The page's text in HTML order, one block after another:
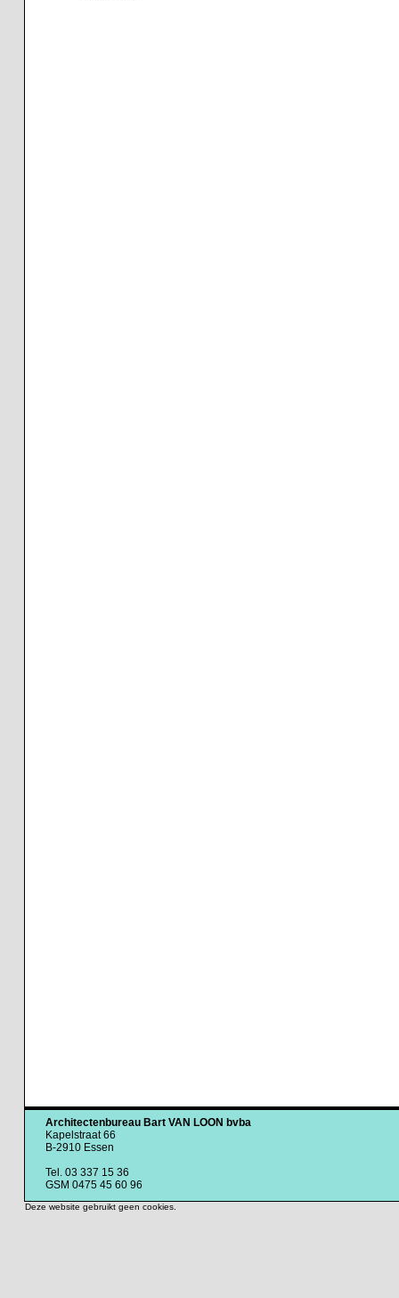
Architectenbureau Bart VAN LOON bvba
Kapelstraat 66
B-2910 Essen
Tel. 03 337 15 36
GSM 0475 45 60 96
Deze website gebruikt geen cookies.